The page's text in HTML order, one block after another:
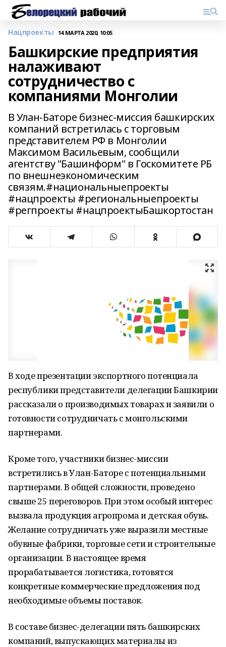
Нацпроекты 14 МАРТА 2020, 10:05
Башкирские предприятия
налаживают
сотрудничество с
компаниями Монголии
В Улан-Баторе бизнес-миссия башкирских
компаний встретилась с торговым
представителем РФ в Монголии
Максимом Васильевым, сообщили
агентству "Башинформ" в Госкомитете РБ
по внешнеэкономическим
связям.#национальныепроекты
#нацпроекты #региональныепроекты
#регпроекты #нацпроектыБашкортостан
В ходе презентации экспортного потенциала
республики представители делегации Башкирии
рассказали о производимых товарах и заявили о
готовности сотрудничать с монгольскими
партнерами.
Кроме того, участники бизнес-миссии
встретились в Улан-Баторе с потенциальными
партнерами. В общей сложности, проведено
свыше 25 переговоров. При этом особый интерес
вызвала продукция агропрома и детская обувь.
Желание сотрудничать уже выразили местные
обувные фабрики, торговые сети и строительные
организации. В настоящее время
прорабатывается логистика, готовятся
конкретные коммерческие предложения под
необходимые объемы поставок.
В составе бизнес-делегации пять башкирских
компаний, выпускающих материалы из